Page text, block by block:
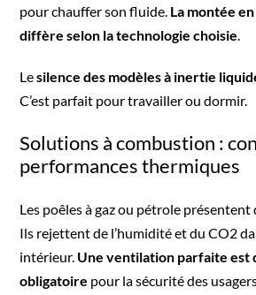
pour chauffer son fluide. La montée
diffère selon la technologie choisie.
Lesilence des modèles à inertie
C’est parfait pour travailler ou dormir.
Solutions à combustion :
performances thermiques
Les poêles à gaz ou pétrole
Ils rejettent de l’humidité et du CO2
intérieur. Une ventilation parfaite est
obligatoire pour la sécurité des